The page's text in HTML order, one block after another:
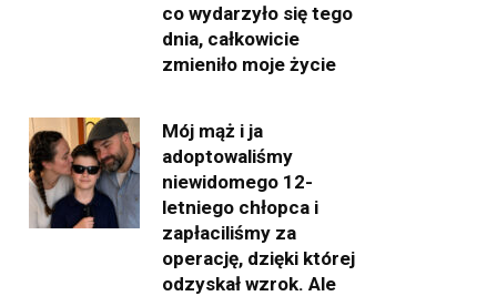
co wydarzyło się tego
dnia, całkowicie
zmieniło moje życie
Mój mąż i ja
adoptowaliśmy
niewidomego 12-
letniego chłopca i
zapłaciliśmy za
operację, dzięki której
odzyskał wzrok. Ale